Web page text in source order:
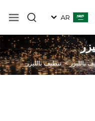
AR
بالليزر>تنظيف بالليزر